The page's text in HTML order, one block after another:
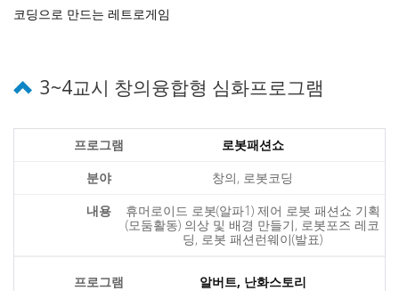
코딩으로 만드는 레트로게임
3~4교시 창의융합형 심화프로그램
로봇패션쇼
창의, 로봇코딩
휴머로이드 로봇(알파1) 제어 로봇 패션쇼 기획
(모둠활동) 의상 및 배경 만들기, 로봇포즈 레코
딩, 로봇 패션런웨이(발표)
알버트, 난화스토리